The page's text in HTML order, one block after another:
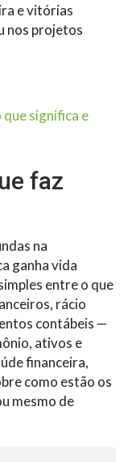
e vitórias
nos projetos
significa e
faz
na
ganha vida
entre o que
rácio
contábeis —
ativos e
financeira,
como estão os
mesmo de